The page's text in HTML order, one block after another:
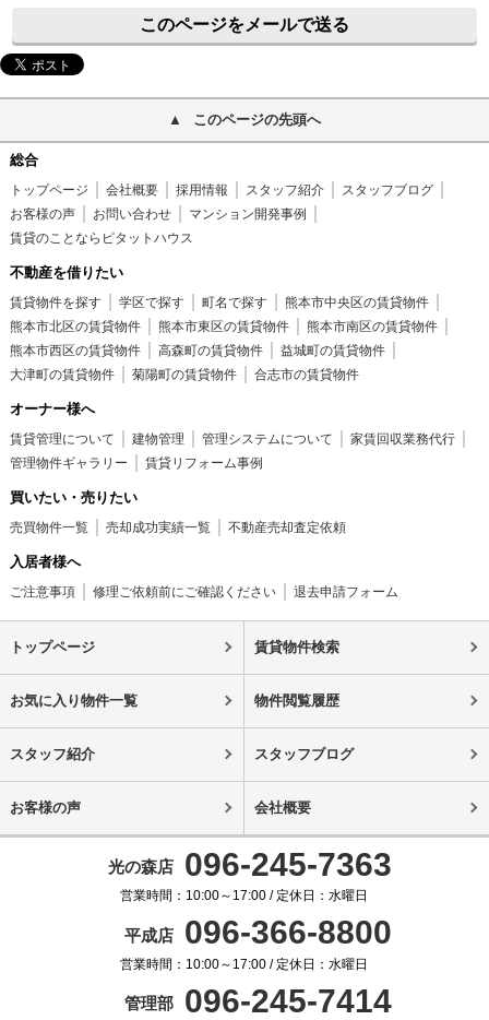
このページをメールで送る
このページの先頭へ
総合
トップページ 会社概要 採用情報 スタッフ紹介
スタッフブログ
お客様の声
お問い合わせ
マンション開発事例
賃貸のことならピタットハウス
不動産を借りたい
賃貸物件を探す 学区で探す 町名で探す
熊本市中央区の賃貸物件
熊本市北区の賃貸物件
熊本市東区の賃貸物件
熊本市南区の賃貸物件
熊本市西区の賃貸物件
高森町の賃貸物件
益城町の賃貸物件
大津町の賃貸物件
菊陽町の賃貸物件 合志市の賃貸物件
オーナー様へ
賃貸管理について 建物管理 管理システムについて
家賃回収業務代行
管理物件ギャラリー
賃貸リフォーム事例
買いたい・売りたい
売買物件一覧 売却成功実績一覧 不動産売却査定依頼
入居者様へ
ご注意事項 修理ご依頼前にご確認ください 退去申請フォーム
トップページ 賃貸物件検索
お気に入り物件一覧 物件閲覧履歴
スタッフ紹介 スタッフブログ
お客様の声 会社概要
光の森店 096-245-7363
営業時間：10:00～17:00 / 定休日：水曜日
平成店 096-366-8800
営業時間：10:00～17:00 / 定休日：水曜日
管理部 096-245-7414